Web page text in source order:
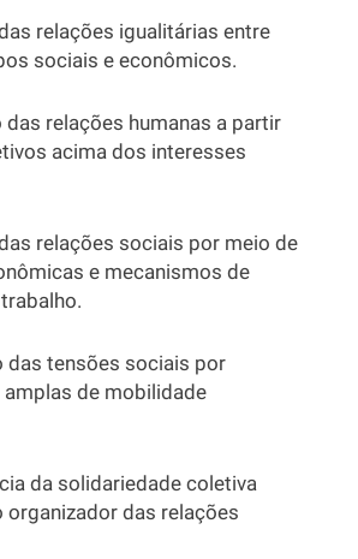
relações igualitárias entre
sociais e econômicos.
das relações humanas a partir
acima dos interesses
relações sociais por meio de
e mecanismos de
das tensões sociais por
de mobilidade
da solidariedade coletiva
das relações